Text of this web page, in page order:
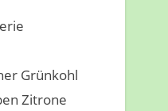
Grünkohl
Zitrone